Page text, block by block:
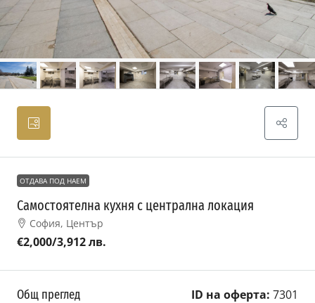
ОТДАВА ПОД НАЕМ
Самостоятелна кухня с централна локация
София, Център
€2,000/3,912 лв.
Общ преглед ID на оферта: 7301